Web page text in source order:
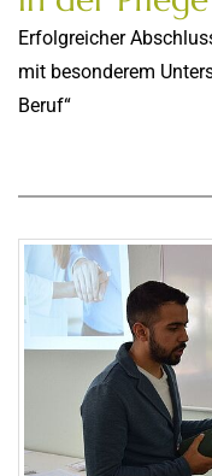
Erfolgreicher
mit besonderem
Beruf“